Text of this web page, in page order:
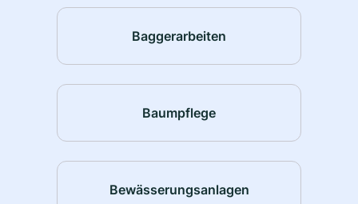
Baggerarbeiten
Baumpflege
Bewässerungsanlagen